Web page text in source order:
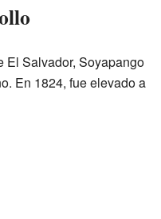
El Salvador, Soyapango
En 1824, fue elevado a